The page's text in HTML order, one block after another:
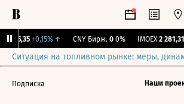
115,35 +0,15%↑ CNY Бирж. 0 0% IMOEX 2 281,31
Ситуация на топливном рынке: меры,
Подписка Наши